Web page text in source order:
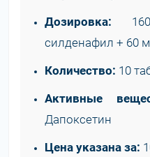
Дозировка:
силденафил + 60
Количество: 10
Активные
Дапоксетин
Цена указана за: